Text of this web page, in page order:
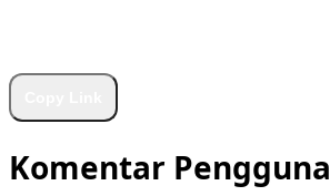
Komentar Pengguna